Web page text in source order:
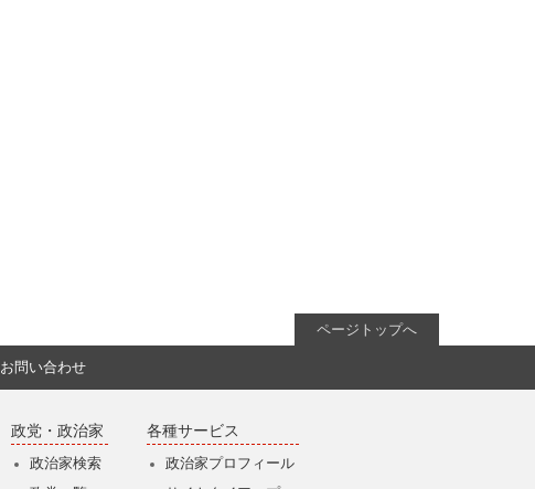
ページトップへ
お問い合わせ
政党・政治家
政治家検索
各種サービス
政治家プロフィール